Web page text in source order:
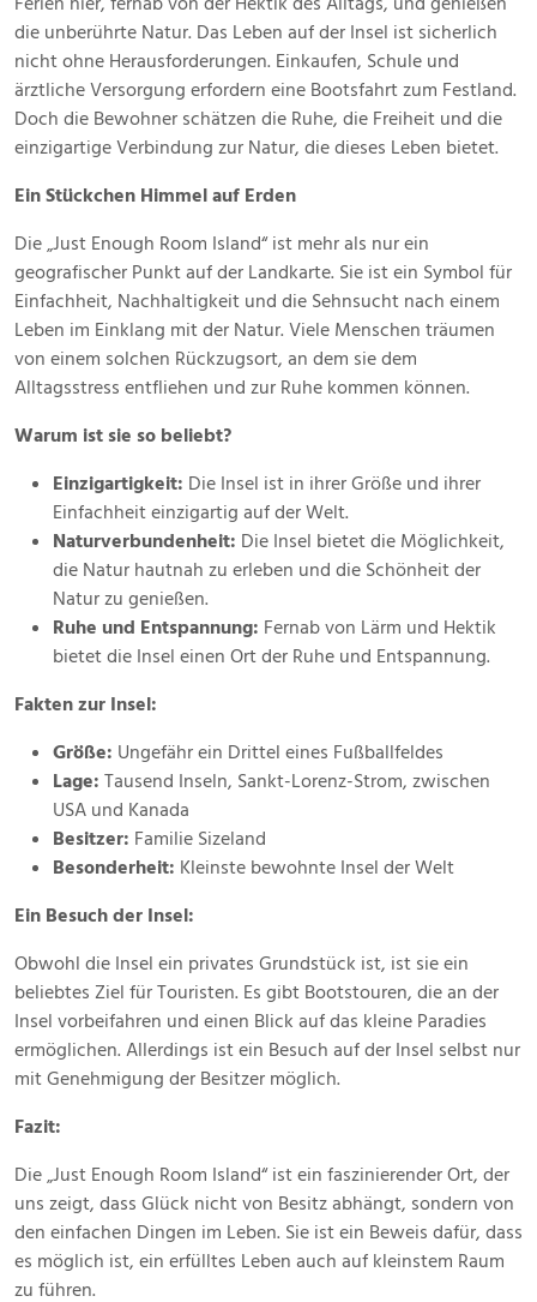
die unberührte Natur. Das Leben auf der Insel ist sicherlich
nicht ohne Herausforderungen. Einkaufen, Schule und
ärztliche Versorgung erfordern eine Bootsfahrt zum Festland.
Doch die Bewohner schätzen die Ruhe, die Freiheit und die
einzigartige Verbindung zur Natur, die dieses Leben bietet.
Ein Stückchen Himmel auf Erden
Die „Just Enough Room Island“ ist mehr als nur ein
geografischer Punkt auf der Landkarte. Sie ist ein Symbol für
Einfachheit, Nachhaltigkeit und die Sehnsucht nach einem
Leben im Einklang mit der Natur. Viele Menschen träumen
von einem solchen Rückzugsort, an dem sie dem
Alltagsstress entfliehen und zur Ruhe kommen können.
Warum ist sie so beliebt?
Einzigartigkeit: Die Insel ist in ihrer Größe und ihrer
Einfachheit einzigartig auf der Welt.
Naturverbundenheit: Die Insel bietet die Möglichkeit,
die Natur hautnah zu erleben und die Schönheit der
Natur zu genießen.
Ruhe und Entspannung: Fernab von Lärm und Hektik
bietet die Insel einen Ort der Ruhe und Entspannung.
Fakten zur Insel:
Größe: Ungefähr ein Drittel eines Fußballfeldes
Lage: Tausend Inseln, Sankt-Lorenz-Strom, zwischen
USA und Kanada
Besitzer: Familie Sizeland
Besonderheit: Kleinste bewohnte Insel der Welt
Ein Besuch der Insel:
Obwohl die Insel ein privates Grundstück ist, ist sie ein
beliebtes Ziel für Touristen. Es gibt Bootstouren, die an der
Insel vorbeifahren und einen Blick auf das kleine Paradies
ermöglichen. Allerdings ist ein Besuch auf der Insel selbst nur
mit Genehmigung der Besitzer möglich.
Fazit:
Die „Just Enough Room Island“ ist ein faszinierender Ort, der
uns zeigt, dass Glück nicht von Besitz abhängt, sondern von
den einfachen Dingen im Leben. Sie ist ein Beweis dafür, dass
es möglich ist, ein erfülltes Leben auch auf kleinstem Raum
zu führen.